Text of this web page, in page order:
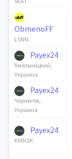
ObmenoFF
LSNN
Payex24
Хмельницкий,
Украина
Payex24
Чернигов,
Украина
Payex24
KMNSK